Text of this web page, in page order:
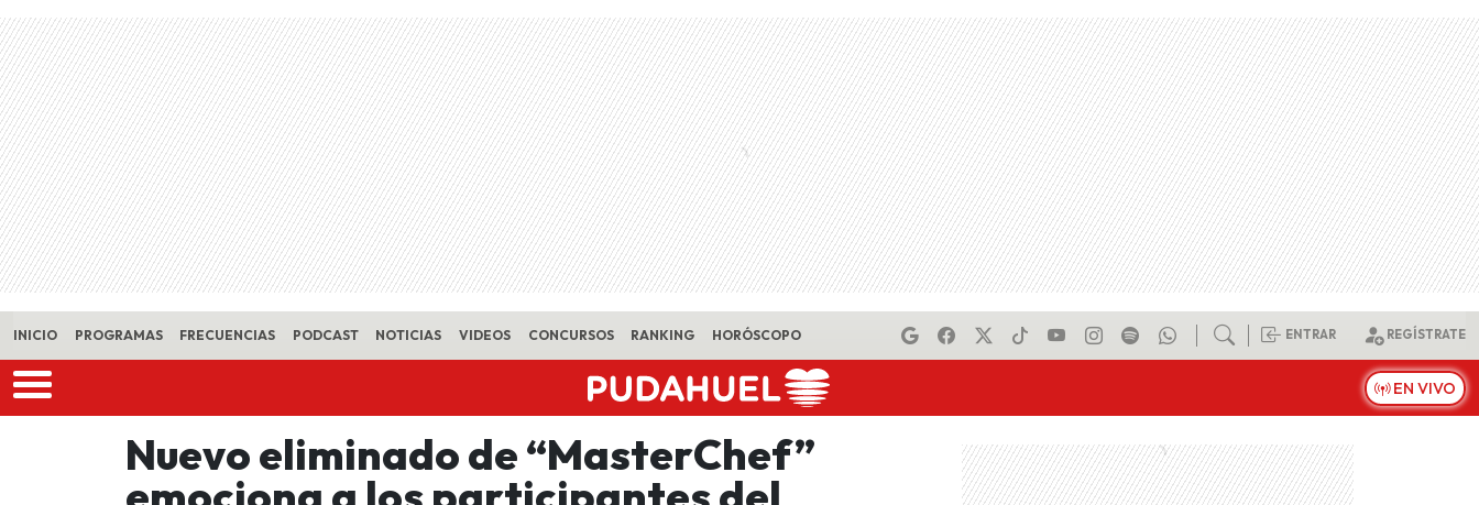
Skip to main content
INICIO PROGRAMAS FRECUENCIAS PODCAST NOTICIAS VIDEOS CONCURSOS RANKING HORÓSCOPO ENTRAR REGÍSTRATE
EN VIVO
Nuevo eliminado de “MasterChef”